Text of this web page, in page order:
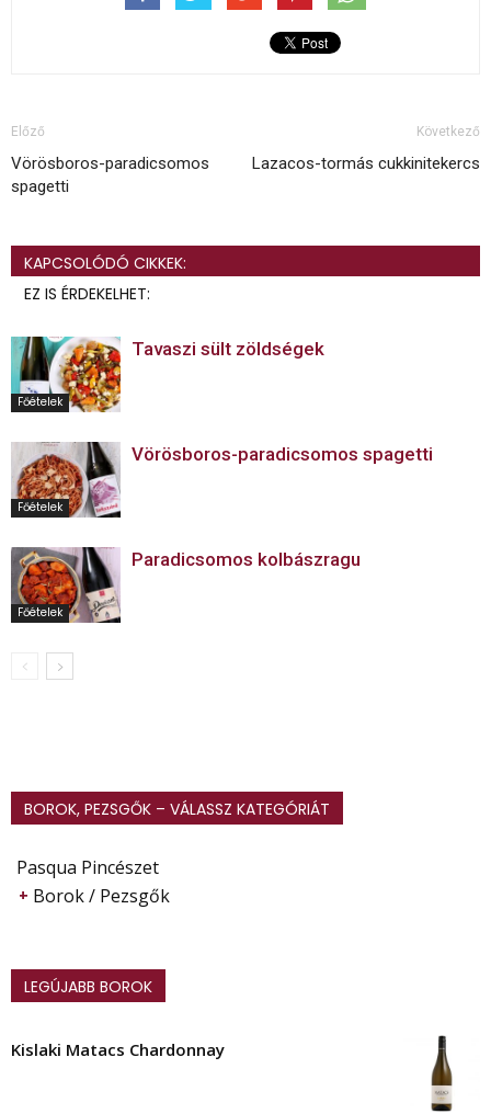
Előző
Vörösboros-paradicsomos
spagetti
Következő
Lazacos-tormás cukkinitekercs
KAPCSOLÓDÓ CIKKEK:
EZ IS ÉRDEKELHET:
Főételek
Tavaszi sült zöldségek
Főételek
Vörösboros-paradicsomos spagetti
Főételek
Paradicsomos kolbászragu
BOROK, PEZSGŐK – VÁLASSZ KATEGÓRIÁT
Pasqua Pincészet
Borok / Pezsgők
LEGÚJABB BOROK
Kislaki Matacs Chardonnay